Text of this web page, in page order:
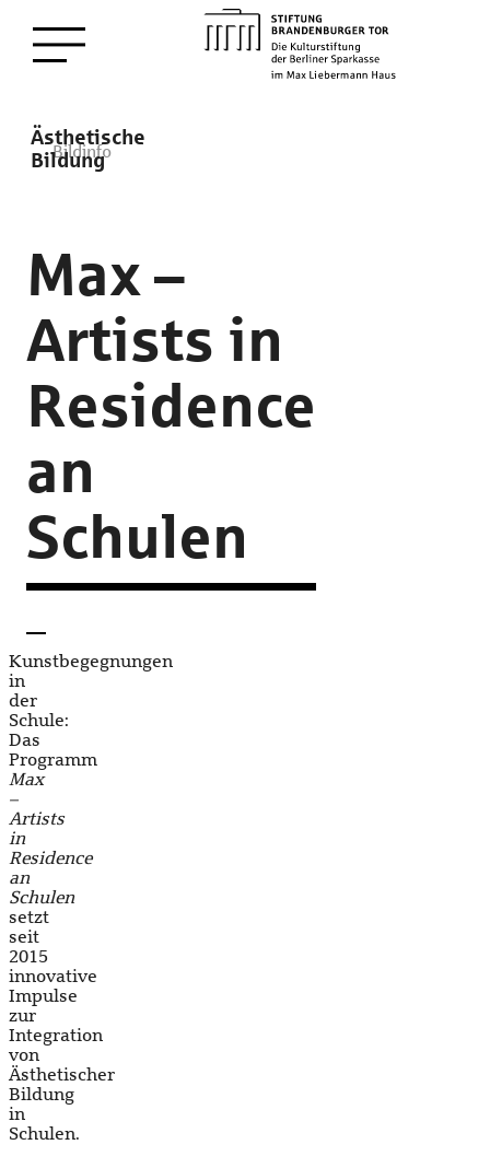
Hauptinhalt
Bildinfo
Ästhetische
Bildung
Max –
Artists in
Residence
an
Schulen
Kunstbegegnungen
in
der
Schule:
Das
Programm
Max
–
Artists
in
Residence
an
Schulen
setzt
seit
2015
innovative
Impulse
zur
Integration
von
Ästhetischer
Bildung
in
Schulen.